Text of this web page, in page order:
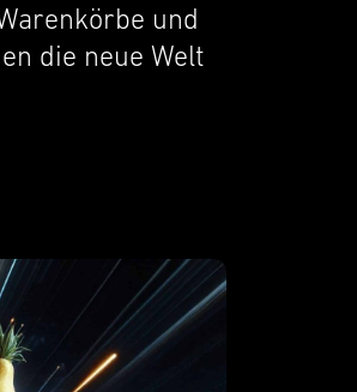
und
die neue Welt